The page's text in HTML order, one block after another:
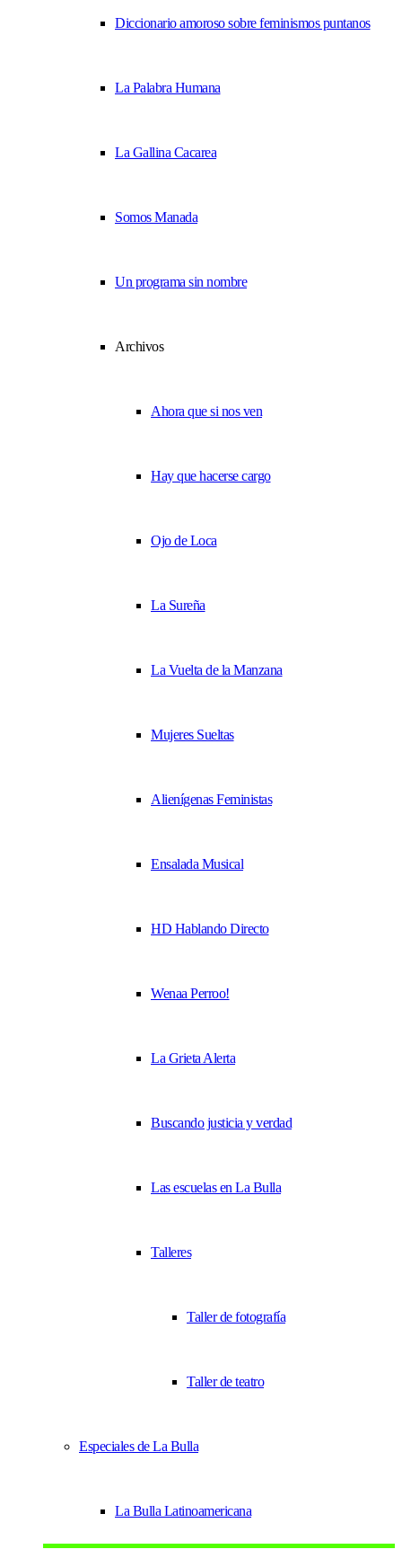
Diccionario amoroso sobre feminismos puntanos
La Palabra Humana
La Gallina Cacarea
Somos Manada
Un programa sin nombre
Archivos
Ahora que si nos ven
Hay que hacerse cargo
Ojo de Loca
La Sureña
La Vuelta de la Manzana
Mujeres Sueltas
Alienígenas Feministas
Ensalada Musical
HD Hablando Directo
Wenaa Perroo!
La Grieta Alerta
Buscando justicia y verdad
Las escuelas en La Bulla
Talleres
Taller de fotografía
Taller de teatro
Especiales de La Bulla
La Bulla Latinoamericana